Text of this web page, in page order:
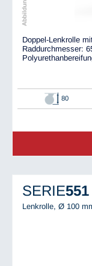
Doppel-Lenkrolle
Raddurchmesser:
80
SERIE551
Lenkrolle, Ø 100